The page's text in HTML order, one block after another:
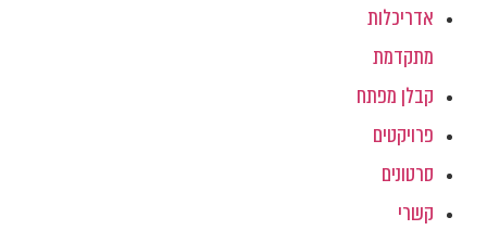
אדריכלות
מתקדמת
קבלן מפתח
פרויקטים
סרטונים
קשרי